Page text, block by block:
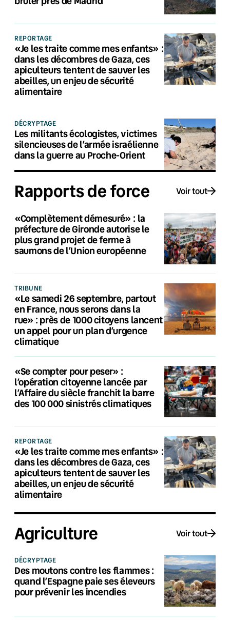
REPORTAGE
«Je les traite comme mes enfants» :
dans les décombres de Gaza, ces
apiculteurs tentent de sauver les
abeilles, un enjeu de sécurité
alimentaire
DÉCRYPTAGE
Les militants écologistes, victimes
silencieuses de l’armée israélienne
dans la guerre au Proche-Orient
Rapports de force Voir tout
«Complètement démesuré» : la
préfecture de Gironde autorise le
plus grand projet de ferme à
saumons de l’Union européenne
TRIBUNE
«Le samedi 26 septembre, partout
en France, nous serons dans la
rue» : près de 1000 citoyens lancent
un appel pour un plan d’urgence
climatique
«Se compter pour peser» :
l’opération citoyenne lancée par
l’Affaire du siècle franchit la barre
des 100 000 sinistrés climatiques
REPORTAGE
«Je les traite comme mes enfants» :
dans les décombres de Gaza, ces
apiculteurs tentent de sauver les
abeilles, un enjeu de sécurité
alimentaire
Agriculture Voir tout
DÉCRYPTAGE
Des moutons contre les flammes :
quand l’Espagne paie ses éleveurs
pour prévenir les incendies